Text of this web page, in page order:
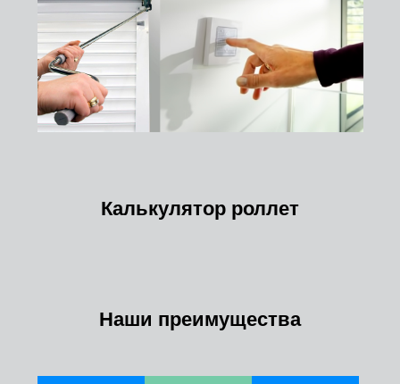
Калькулятор роллет
Наши преимущества